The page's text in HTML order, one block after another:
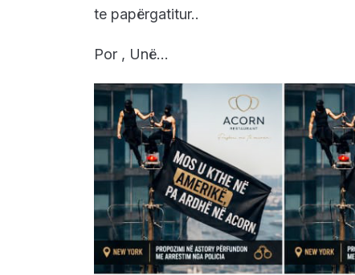
te papërgatitur..
Por , Unë…